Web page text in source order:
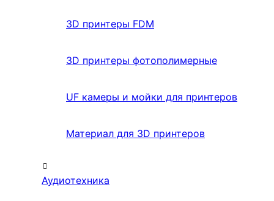
3D принтеры FDM
3D принтеры фотополимерные
UF камеры и мойки для принтеров
Материал для 3D принтеров
Аудиотехника